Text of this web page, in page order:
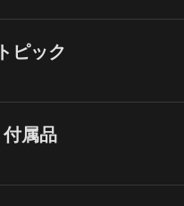
トピック
付属品